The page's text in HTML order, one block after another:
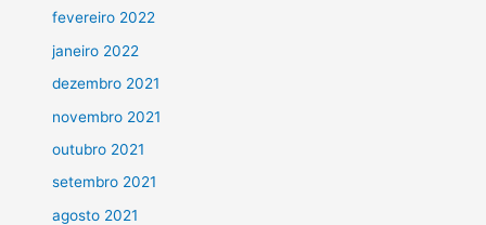
fevereiro 2022
janeiro 2022
dezembro 2021
novembro 2021
outubro 2021
setembro 2021
agosto 2021